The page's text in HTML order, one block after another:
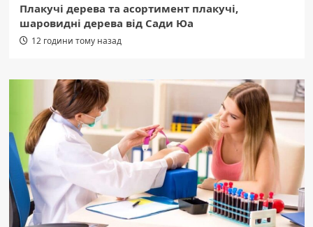
Плакучі дерева та асортимент плакучі,
шаровидні дерева від Сади Юа
12 години тому назад